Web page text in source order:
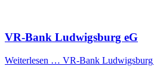
VR-Bank Ludwigsburg eG
Weiterlesen … VR-Bank Ludwigsburg